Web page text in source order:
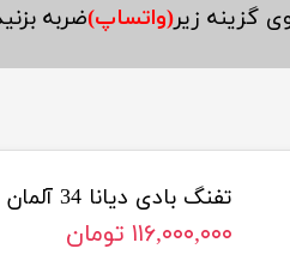
گزینه زیر(واتساپ)ضربه
تفنگ بادی دیانا 34 آلمان آکبند
۱۱۶,۰۰۰,۰۰۰ تومان